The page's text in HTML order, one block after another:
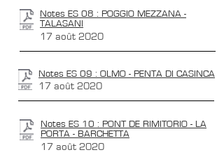
Notes ES 08 : POGGIO MEZZANA -
TALASANI
17 août 2020
Notes ES 09 : OLMO - PENTA DI CASINCA
17 août 2020
Notes ES 10 : PONT DE RIMITORIO - LA
PORTA - BARCHETTA
17 août 2020